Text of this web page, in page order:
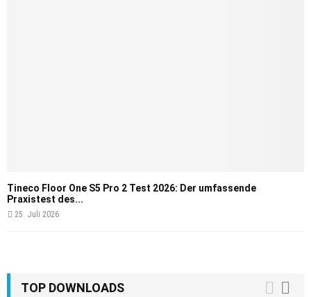
Tineco Floor One S5 Pro 2 Test 2026: Der umfassende
Praxistest des...
25. Juli 2026
TOP DOWNLOADS